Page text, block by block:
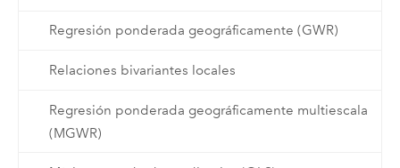
Regresión ponderada geográficamente (GWR)
Relaciones bivariantes locales
Regresión ponderada geográficamente multiescala
(MGWR)